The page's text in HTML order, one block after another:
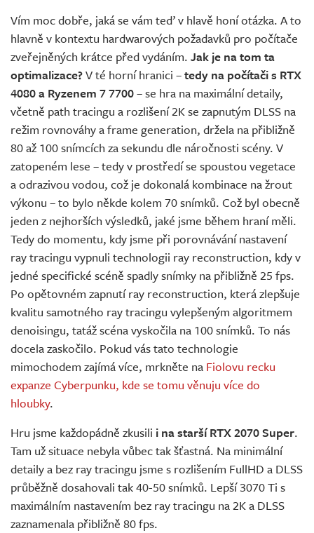
Vím moc dobře, jaká se vám teď v hlavě honí otázka. A to
hlavně v kontextu hardwarových požadavků pro počítače
zveřejněných krátce před vydáním. Jak je na tom ta
optimalizace?V té horní hranici –tedy na počítači s RTX
4080 a Ryzenem 7 7700– se hra na maximální detaily,
včetně path tracingu a rozlišení 2K se zapnutým DLSS na
režim rovnováhy a frame generation, držela na přibližně
80 až 100 snímcích za sekundu dle náročnosti scény. V
zatopeném lese – tedy v prostředí se spoustou vegetace
a odrazivou vodou, což je dokonalá kombinace na žrout
výkonu – to bylo někde kolem 70 snímků. Což byl obecně
jeden z nejhorších výsledků, jaké jsme během hraní měli.
Tedy do momentu, kdy jsme při porovnávání nastavení
ray tracingu vypnuli technologii ray reconstruction, kdy v
jedné specifické scéně spadly snímky na přibližně 25 fps.
Po opětovném zapnutí ray reconstruction, která zlepšuje
kvalitu samotného ray tracingu vylepšeným algoritmem
denoisingu, tatáž scéna vyskočila na 100 snímků. To nás
docela zaskočilo. Pokud vás tato technologie
mimochodem zajímá více, mrkněte na Fiolovu recku
expanze Cyberpunku, kde se tomu věnuju více do
hloubky.
Hru jsme každopádně zkusili i na starší RTX 2070 Super.
Tam už situace nebyla vůbec tak šťastná. Na minimální
detaily a bez ray tracingu jsme s rozlišením FullHD a DLSS
průběžně dosahovali tak 40-50 snímků. Lepší 3070 Ti s
maximálním nastavením bez ray tracingu na 2K a DLSS
zaznamenala přibližně 80 fps.